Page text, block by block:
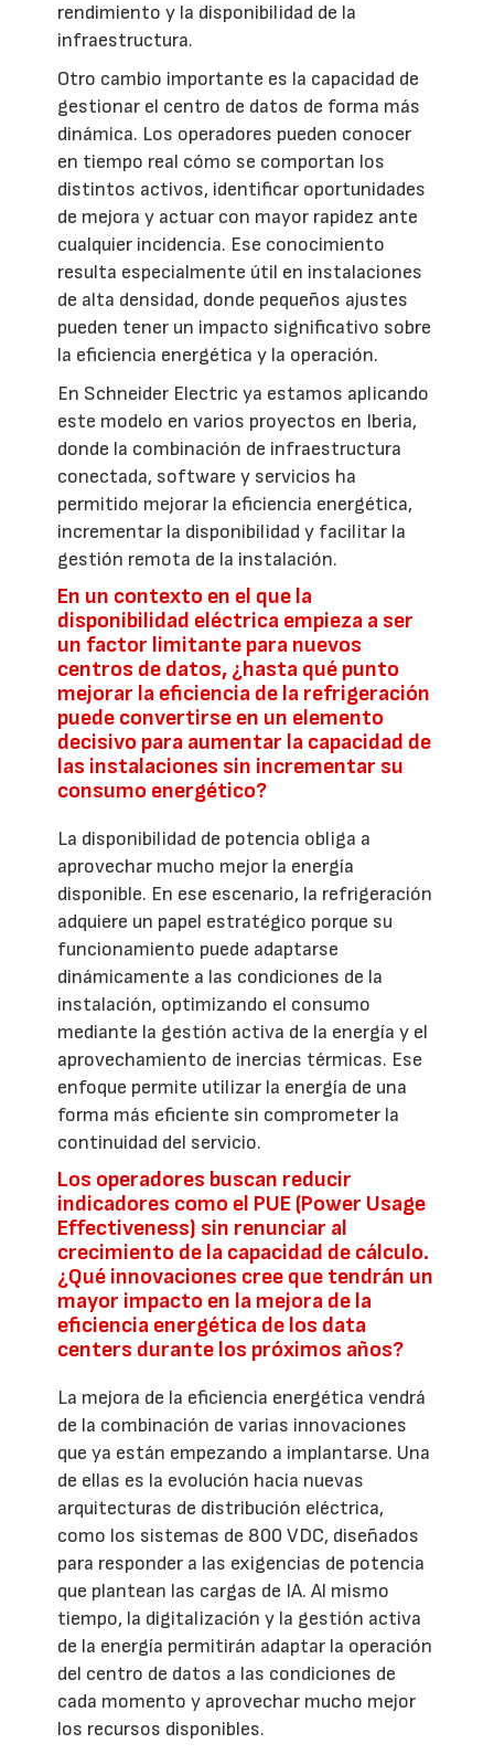
rendimiento y la disponibilidad de la
infraestructura.
Otro cambio importante es la capacidad de
gestionar el centro de datos de forma más
dinámica. Los operadores pueden conocer
en tiempo real cómo se comportan los
distintos activos, identificar oportunidades
de mejora y actuar con mayor rapidez ante
cualquier incidencia. Ese conocimiento
resulta especialmente útil en instalaciones
de alta densidad, donde pequeños ajustes
pueden tener un impacto significativo sobre
la eficiencia energética y la operación.
En Schneider Electric ya estamos aplicando
este modelo en varios proyectos en Iberia,
donde la combinación de infraestructura
conectada, software y servicios ha
permitido mejorar la eficiencia energética,
incrementar la disponibilidad y facilitar la
gestión remota de la instalación.
En un contexto en el que la
disponibilidad eléctrica empieza a ser
un factor limitante para nuevos
centros de datos, ¿hasta qué punto
mejorar la eficiencia de la refrigeración
puede convertirse en un elemento
decisivo para aumentar la capacidad de
las instalaciones sin incrementar su
consumo energético?
La disponibilidad de potencia obliga a
aprovechar mucho mejor la energía
disponible. En ese escenario, la refrigeración
adquiere un papel estratégico porque su
funcionamiento puede adaptarse
dinámicamente a las condiciones de la
instalación, optimizando el consumo
mediante la gestión activa de la energía y el
aprovechamiento de inercias térmicas. Ese
enfoque permite utilizar la energía de una
forma más eficiente sin comprometer la
continuidad del servicio.
Los operadores buscan reducir
indicadores como el PUE (Power Usage
Effectiveness) sin renunciar al
crecimiento de la capacidad de cálculo.
¿Qué innovaciones cree que tendrán un
mayor impacto en la mejora de la
eficiencia energética de los data
centers durante los próximos años?
La mejora de la eficiencia energética vendrá
de la combinación de varias innovaciones
que ya están empezando a implantarse. Una
de ellas es la evolución hacia nuevas
arquitecturas de distribución eléctrica,
como los sistemas de 800 VDC, diseñados
para responder a las exigencias de potencia
que plantean las cargas de IA. Al mismo
tiempo, la digitalización y la gestión activa
de la energía permitirán adaptar la operación
del centro de datos a las condiciones de
cada momento y aprovechar mucho mejor
los recursos disponibles.